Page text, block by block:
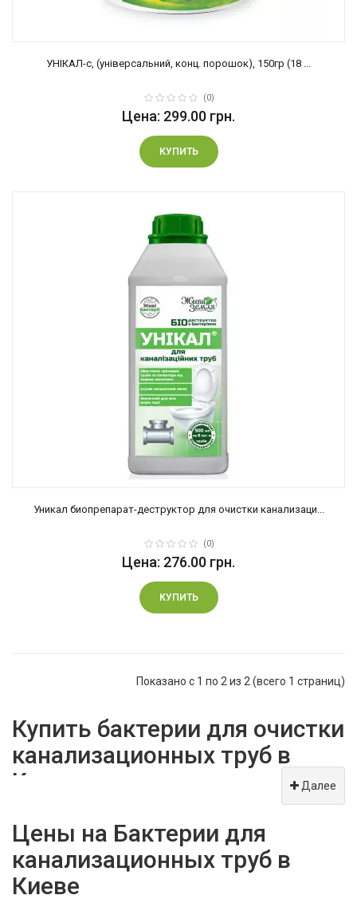
УНІКАЛ-с, (універсальний, конц. порошок), 150гр (18 ...
(0)
Цена: 299.00 грн.
КУПИТЬ
Уникал биопрепарат-деструктор для очистки канализаци...
(0)
Цена: 276.00 грн.
КУПИТЬ
Показано с 1 по 2 из 2 (всего 1 страниц)
Купить бактерии для очистки
канализационных труб в
Киеве
предназначены для быстрого расщепления жира в системе
индивидуальных пользователей и небольших объектов
обслуживания.
Далее
Цены на Бактерии для
канализационных труб в
Киеве